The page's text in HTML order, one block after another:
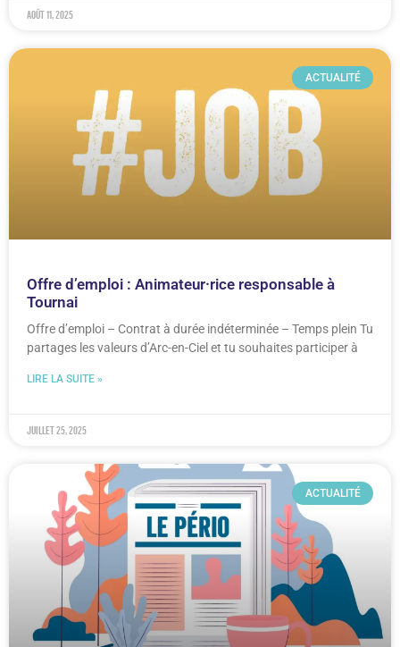
août 11, 2025
ACTUALITÉ
Offre d’emploi : Animateur·rice responsable à
Tournai
Offre d’emploi – Contrat à durée indéterminée – Temps plein Tu
partages les valeurs d’Arc-en-Ciel et tu souhaites participer à
LIRE LA SUITE »
juillet 25, 2025
ACTUALITÉ